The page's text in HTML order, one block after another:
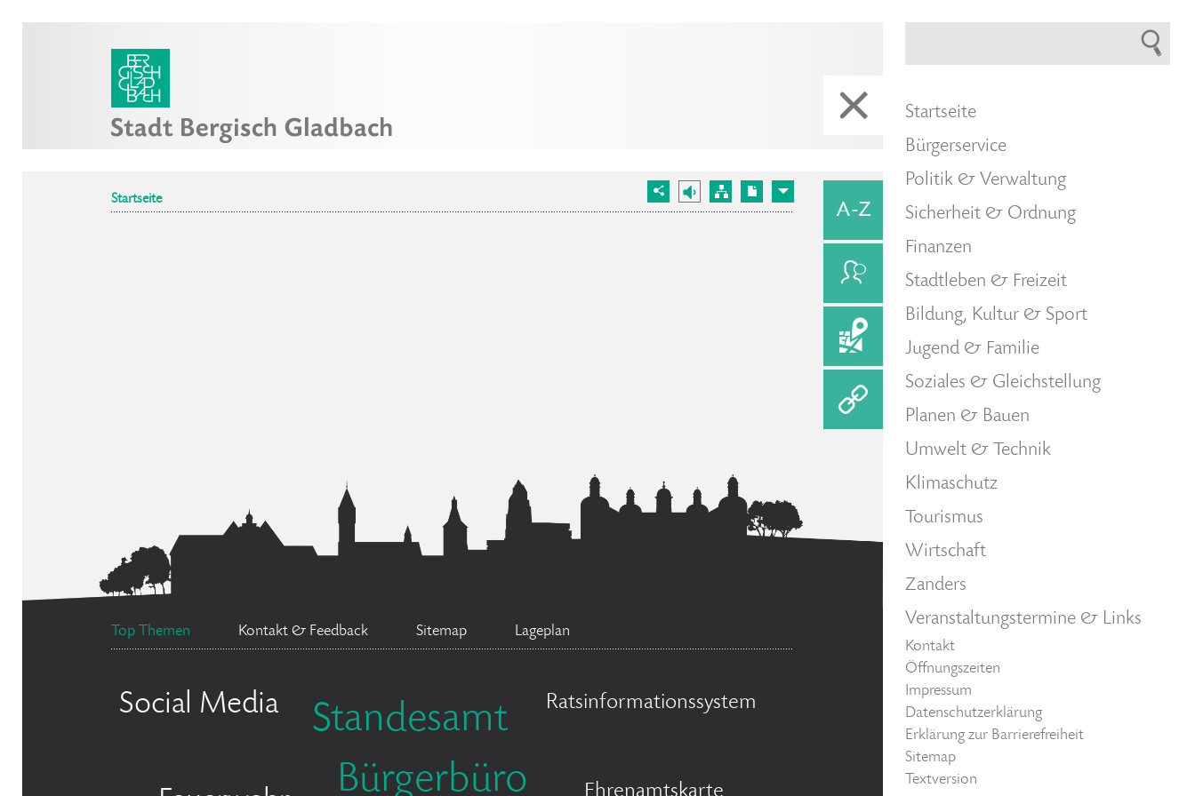
Startseite
Top Themen Kontakt & Feedback Sitemap Lageplan
Social Media Standesamt Ratsinformationssystem
Bürgerbüro
Startseite
Bürgerservice
Politik & Verwaltung
Sicherheit & Ordnung
Finanzen
Stadtleben & Freizeit
Bildung, Kultur & Sport
Jugend & Familie
Soziales & Gleichstellung
Planen & Bauen
Umwelt & Technik
Klimaschutz
Tourismus
Wirtschaft
Zanders
Veranstaltungstermine & Links
Kontakt
Öffnungszeiten
Impressum
Datenschutzerklärung
Erklärung zur Barrierefreiheit
Sitemap
Textversion